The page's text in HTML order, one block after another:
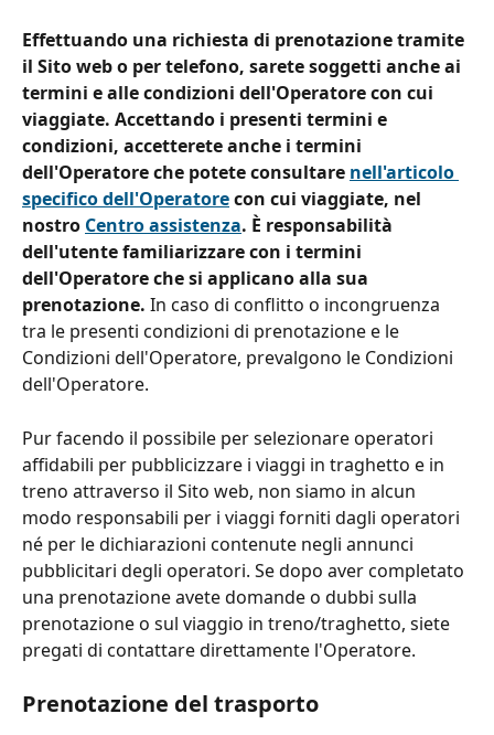
Effettuando una richiesta di prenotazione tramite
il Sito web o per telefono, sarete soggetti anche ai
termini e alle condizioni dell'Operatore con cui
viaggiate. Accettando i presenti termini e
condizioni, accetterete anche i termini
dell'Operatore che potete consultare nell'articolo
specifico dell'Operatore con cui viaggiate, nel
nostro Centro assistenza. È responsabilità
dell'utente familiarizzare con i termini
dell'Operatore che si applicano alla sua
prenotazione. In caso di conflitto o incongruenza
tra le presenti condizioni di prenotazione e le
Condizioni dell'Operatore, prevalgono le Condizioni
dell'Operatore.
Pur facendo il possibile per selezionare operatori
affidabili per pubblicizzare i viaggi in traghetto e in
treno attraverso il Sito web, non siamo in alcun
modo responsabili per i viaggi forniti dagli operatori
né per le dichiarazioni contenute negli annunci
pubblicitari degli operatori. Se dopo aver completato
una prenotazione avete domande o dubbi sulla
prenotazione o sul viaggio in treno/traghetto, siete
pregati di contattare direttamente l'Operatore.
Prenotazione del trasporto